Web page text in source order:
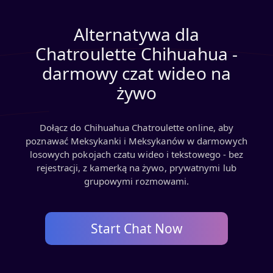
Alternatywa dla
Chatroulette Chihuahua -
darmowy czat wideo na
żywo
Dołącz do Chihuahua Chatroulette online, aby
poznawać Meksykanki i Meksykanów w darmowych
losowych pokojach czatu wideo i tekstowego - bez
rejestracji, z kamerką na żywo, prywatnymi lub
grupowymi rozmowami.
Start Chat Now